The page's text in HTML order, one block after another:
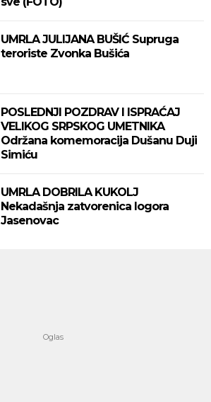
UMRLA JULIJANA BUŠIĆ Supruga
teroriste Zvonka Bušića
POSLEDNJI POZDRAV I ISPRAĆAJ
VELIKOG SRPSKOG UMETNIKA
Održana komemoracija Dušanu Duji
Simiću
UMRLA DOBRILA KUKOLJ
Nekadašnja zatvorenica logora
Jasenovac